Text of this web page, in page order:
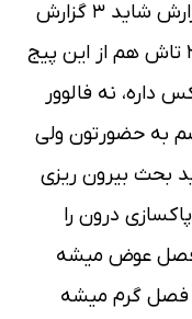
تعدادشون بر فرض مثال از ١٠٠٠ گزارش شايد ٣ گزارش
اين چنيني داشتيم كه از اين ٣ تا، ٢ تاش هم از اين پيج
نه فالوور
عرضم به حضورتون ولي
بحث بيرون ريزي
درون را
فصل عوض ميشه
فصل گرم ميشه